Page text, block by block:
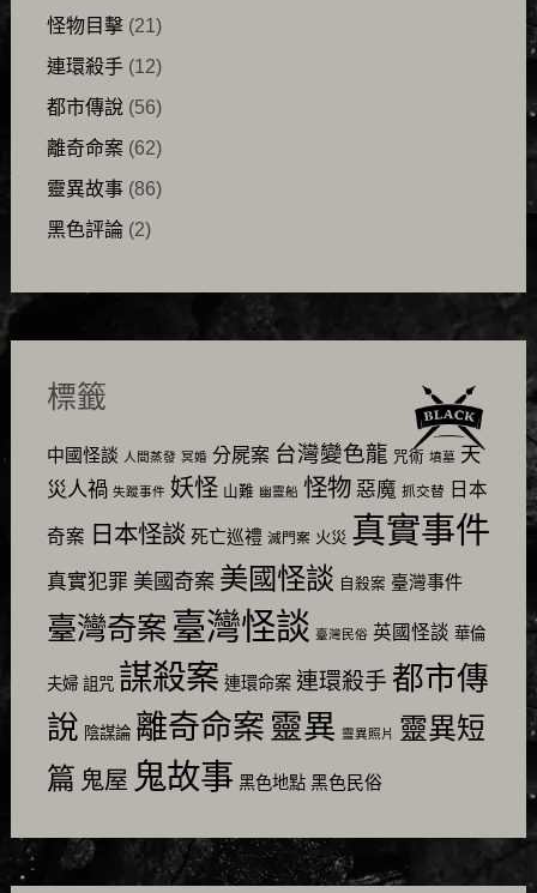
怪物目擊(21)
連環殺手(12)
都市傳說(56)
離奇命案(62)
靈異故事(86)
黑色評論(2)
標籤
中國怪談 人間蒸發 冥婚 分屍案 台灣變色龍 咒術 墳墓 天
災人禍 失蹤事件 妖怪 山難 幽靈船 怪物 惡魔 抓交替 日本
奇案 日本怪談 死亡巡禮 滅門案 火災 真實事件
真實犯罪 美國奇案 美國怪談 自殺案 臺灣事件
臺灣奇案 臺灣怪談 臺灣民俗 英國怪談 華倫
夫婦 詛咒 謀殺案 連環命案 連環殺手 都市傳
說 陰謀論 離奇命案 靈異 靈異照片 靈異短
篇 鬼屋 鬼故事 黑色地點 黑色民俗